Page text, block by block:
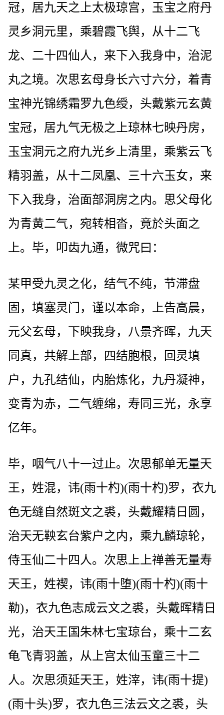
冠，居九天之上太极琼宫，玉宝之府丹
灵乡洞元里，乘碧霞飞舆，从十二飞
龙、二十四仙人，来下入我身中，治泥
丸之境。次思玄母身长六寸六分，着青
宝神光锦绣霜罗九色绶，头戴紫元玄黄
宝冠，居九气无极之上琼林七映丹房，
玉宝洞元之府九光乡上清里，乘紫云飞
精羽盖，从十二凤凰、三十六玉女，来
下入我身，治面部洞房之内。思父母化
为青黄二气，宛转相沓，竟於头面之
上。毕，叩齿九通，微咒曰：
某甲受九灵之化，结气不纯，节滞盘
固，填塞灵门，谨以本命，上告高晨，
元父玄母，下映我身，八景齐晖，九天
同真，共解上部，四结胞根，回灵填
户，九孔结仙，内胎炼化，九丹凝神，
变青为赤，二气缠绵，寿同三光，永享
亿年。
毕，咽气八十一过止。次思郁单无量天
王，姓混，讳(雨十杓)(雨十杓)罗，衣九
色无缝自然斑文之裘，头戴耀精日圆，
治天无鞅玄台紫户之内，乘九麟琼轮，
侍玉仙二十四人。次思上上禅善无量寿
天王，姓禊，讳(雨十堕)(雨十杓)(雨十
勒)，衣九色志成云文之裘，头戴晖精日
光，治天王国朱林七宝琼台，乘十二玄
龟飞青羽盖，从上宫太仙玉童三十二
人。次思须延天王，姓滓，讳(雨十提)
(雨十头)罗，衣九色三法云文之裘，头